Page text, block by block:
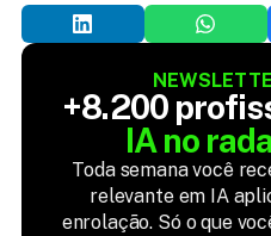
IA no
Toda semana você
relevante em IA
enrolação. Só o que